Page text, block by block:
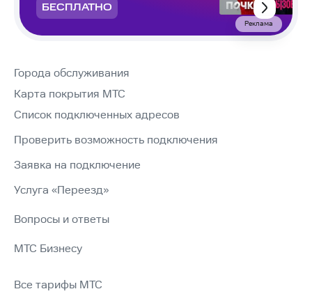
БЕСПЛАТНО
Реклама
Города обслуживания
Карта покрытия МТС
Список подключенных адресов
Проверить возможность подключения
Заявка на подключение
Услуга «Переезд»
Вопросы и ответы
МТС Бизнесу
Все тарифы МТС